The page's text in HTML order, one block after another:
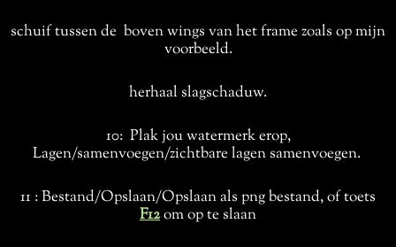
schuif tussen de boven wings van het frame zoals op mijn
voorbeeld.
herhaal slagschaduw.
10: Plak jou watermerk erop,
Lagen/samenvoegen/zichtbare lagen samenvoegen.
11 : Bestand/Opslaan/Opslaan als png bestand, of toets
F12om op te slaan